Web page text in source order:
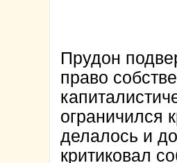
Прудон
право
ограничился
делалось и
критиковал